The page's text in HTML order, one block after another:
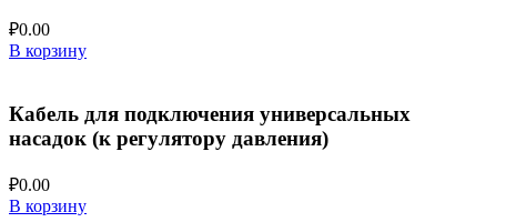
₽0.00
В корзину
Кабель для подключения универсальных
насадок (к регулятору давления)
₽0.00
В корзину